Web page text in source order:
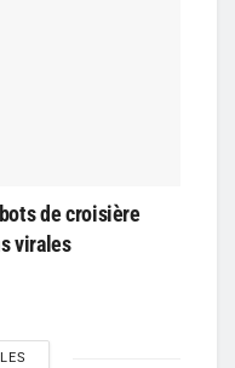
de croisière
virales